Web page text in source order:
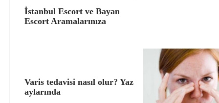
İstanbul Escort ve Bayan
Escort Aramalarınıza
Varis tedavisi nasıl olur? Yaz
aylarında